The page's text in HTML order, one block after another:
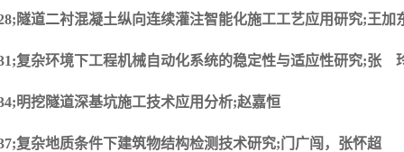
隧道二衬混凝土纵向连续灌注智能化施工工艺应用研究;王加
复杂环境下工程机械自动化系统的稳定性与适应性研究;张
明挖隧道深基坑施工技术应用分析;赵嘉恒
复杂地质条件下建筑物结构检测技术研究;门广闯，张怀超